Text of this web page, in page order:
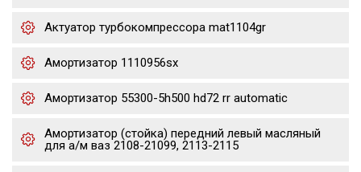
Актуатор турбокомпрессора mat1104gr
Амортизатор 1110956sx
Амортизатор 55300-5h500 hd72 rr automatic
Амортизатор (стойка) передний левый масляный
для а/м ваз 2108-21099, 2113-2115